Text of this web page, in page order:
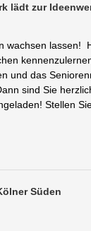
lädt zur
wachsen lassen!
und das
sind Sie
Stellen
Süden